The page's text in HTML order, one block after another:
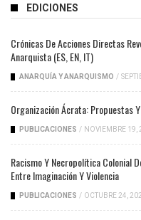
EDICIONES
Crónicas De Acciones Directas
Anarquista (ES, EN, IT)
ANARQUÍA Y ANARQUISMO /
Organización Ácrata: Propuestas
PUBLICACIONES / NOVIEMBRE 19,
Racismo Y Necropolítica Colonial
Entre Imaginación Y Violencia
PUBLICACIONES / OCTUBRE 24,